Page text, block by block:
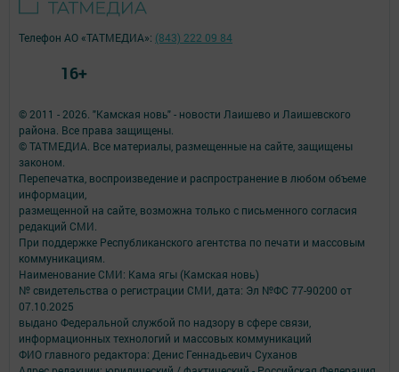
© 2011 - 2026. "Камская новь" - новости Лаишево и Лаишевского
района. Все права защищены.
© ТАТМЕДИА. Все материалы, размещенные на сайте, защищены
законом.
Перепечатка, воспроизведение и распространение в любом объеме
информации,
размещенной на сайте, возможна только с письменного согласия
редакций СМИ.
При поддержке Республиканского агентства по печати и массовым
коммуникациям.
Наименование СМИ: Кама ягы (Камская новь)
№ свидетельства о регистрации СМИ, дата: Эл №ФC 77-90200 от
07.10.2025
выдано Федеральной службой по надзору в сфере связи,
информационных технологий и массовых коммуникаций
ФИО главного редактора: Денис Геннадьевич Суханов
Телефон АО «ТАТМЕДИА»: (843) 222 09 84
16+